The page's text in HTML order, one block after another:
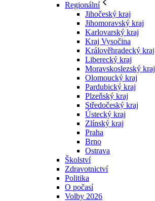
Regionální
Jihočeský kraj
Jihomoravský kraj
Karlovarský kraj
Kraj Vysočina
Králověhradecký kraj
Liberecký kraj
Moravskoslezský kraj
Olomoucký kraj
Pardubický kraj
Plzeňský kraj
Středočeský kraj
Ústecký kraj
Zlínský kraj
Praha
Brno
Ostrava
Školství
Zdravotnictví
Politika
O počasí
Volby 2026